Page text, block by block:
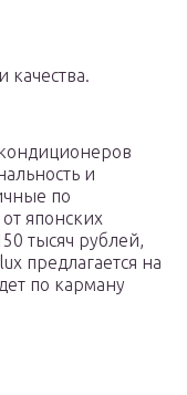
качества.
и
по
японских
тысяч рублей,
предлагается на
по карману